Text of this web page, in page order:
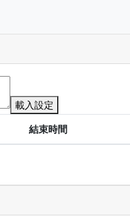
載入設定
結束時間